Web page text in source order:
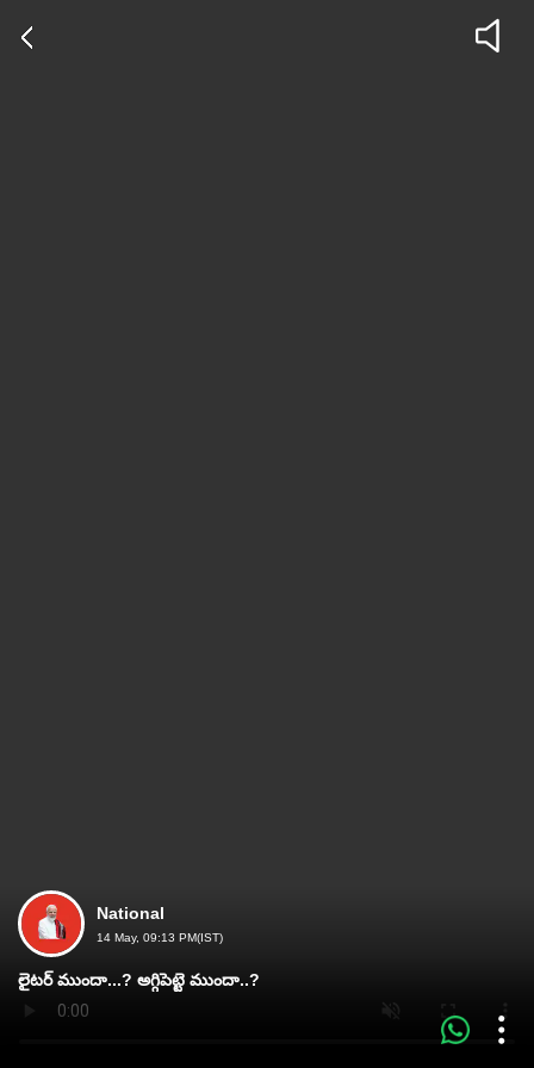
National
14 May, 09:13 PM(IST)
లైటర్‌ ముందా...? అగ్గిపెట్టె ముందా..?